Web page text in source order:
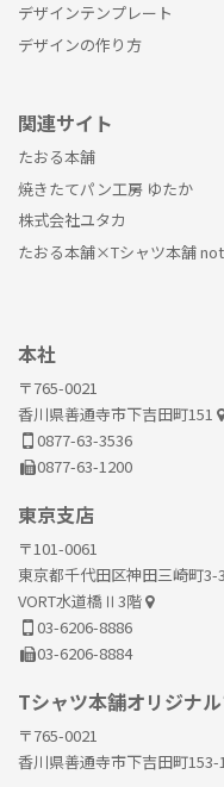
デザインテンプレート
デザインの作り方
関連サイト
たおる本舗
焼きたてパン工房 ゆたか
株式会社ユタカ
たおる本舗×Tシャツ本舗
本社
〒765-0021
香川県善通寺市下吉田町151
0877-63-3536
0877-63-1200
東京支店
〒101-0061
東京都千代田区神田三崎町3-
VORT水道橋Ⅱ3階
03-6206-8886
03-6206-8884
Tシャツ本舗オリジナ
〒765-0021
香川県善通寺市下吉田町153-